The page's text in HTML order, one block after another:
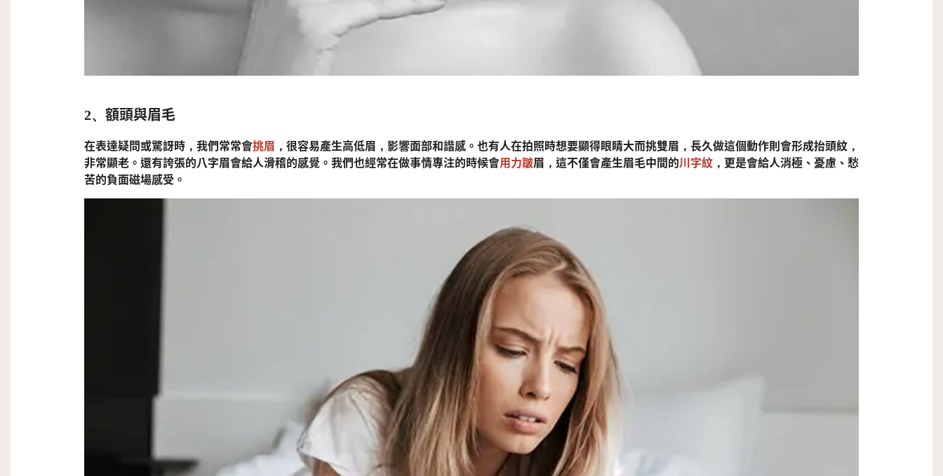
2、 額頭與眉毛
在表達疑問或驚訝時，我們常常會挑眉 ，很容易產生高低眉，影響面部和諧感。也有人在拍照時想要顯得眼睛大而挑雙眉，長久做這個動作則會形成抬頭紋，
非常顯老。還有誇張的八字眉會給人滑稽的感覺。我們也經常在做事情專注的時候會用力皺眉，這不僅會產生眉毛中間的川字紋 ，更是會給人消極、憂慮、愁
苦的負面磁場感受。